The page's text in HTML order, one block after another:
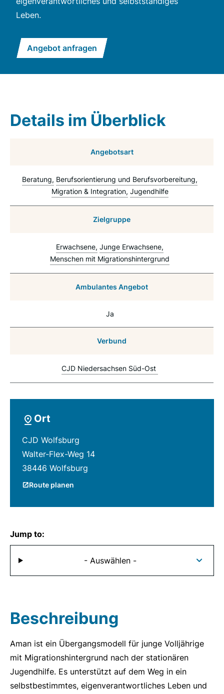
Leben.
Angebot anfragen
Details im Überblick
Angebotsart
Beratung Berufsorientierung und Berufsvorbereitung
Migration & Integration Jugendhilfe
Zielgruppe
Erwachsene Junge Erwachsene
Menschen mit Migrationshintergrund
Ambulantes Angebot
Ja
Verbund
CJD Niedersachsen Süd-Ost
Ort
CJD Wolfsburg
Walter-Flex-Weg 14
38446 Wolfsburg
Route planen
Jump to:
- Auswählen -
Beschreibung
Aman ist ein Übergangsmodell für junge Volljährige
mit Migrationshintergrund nach der stationären
Jugendhilfe. Es unterstützt auf dem Weg in ein
selbstbestimmtes, eigenverantwortliches Leben und